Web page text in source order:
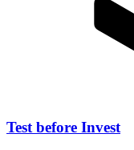
Test before Invest